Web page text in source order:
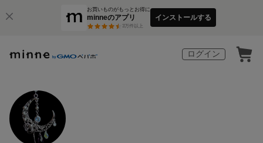
お買いものがもっとお得に
minneのアプリ
3万件以上
インストールする
ログイン